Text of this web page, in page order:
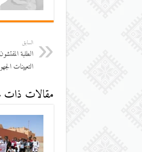
السابق
الطلبة
التعيينات
مقالات ذات